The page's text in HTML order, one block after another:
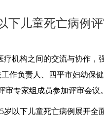
下儿童死亡病例
构之间的交流与协作，
作负责人、四平市妇幼保
专家组成员参加评审会议。
以下儿童死亡病例展开全